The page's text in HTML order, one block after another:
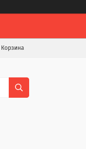
Корзина